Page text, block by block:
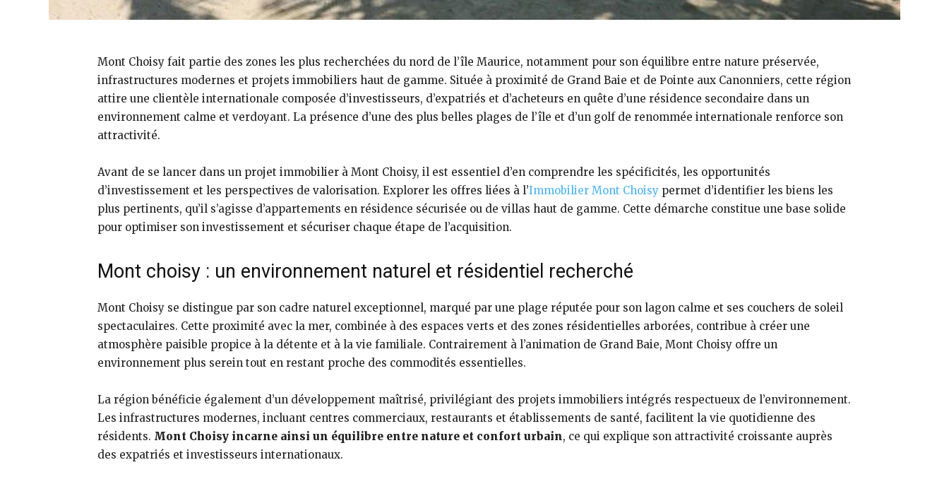
Mont Choisy fait partie des zones les plus recherchées du nord de l’île Maurice, notamment pour son équilibre entre nature préservée,
infrastructures modernes et projets immobiliers haut de gamme. Située à proximité de Grand Baie et de Pointe aux Canonniers, cette région
attire une clientèle internationale composée d’investisseurs, d’expatriés et d’acheteurs en quête d’une résidence secondaire dans un
environnement calme et verdoyant. La présence d’une des plus belles plages de l’île et d’un golf de renommée internationale renforce son
attractivité.
Avant de se lancer dans un projet immobilier à Mont Choisy, il est essentiel d’en comprendre les spécificités, les opportunités
d’investissement et les perspectives de valorisation. Explorer les offres liées à l’Immobilier Mont Choisy permet d’identifier les biens les
plus pertinents, qu’il s’agisse d’appartements en résidence sécurisée ou de villas haut de gamme. Cette démarche constitue une base solide
pour optimiser son investissement et sécuriser chaque étape de l’acquisition.
Mont choisy : un environnement naturel et résidentiel recherché
Mont Choisy se distingue par son cadre naturel exceptionnel, marqué par une plage réputée pour son lagon calme et ses couchers de soleil
spectaculaires. Cette proximité avec la mer, combinée à des espaces verts et des zones résidentielles arborées, contribue à créer une
atmosphère paisible propice à la détente et à la vie familiale. Contrairement à l’animation de Grand Baie, Mont Choisy offre un
environnement plus serein tout en restant proche des commodités essentielles.
La région bénéficie également d’un développement maîtrisé, privilégiant des projets immobiliers intégrés respectueux de l’environnement.
Les infrastructures modernes, incluant centres commerciaux, restaurants et établissements de santé, facilitent la vie quotidienne des
résidents. Mont Choisy incarne ainsi un équilibre entre nature et confort urbain, ce qui explique son attractivité croissante auprès
des expatriés et investisseurs internationaux.